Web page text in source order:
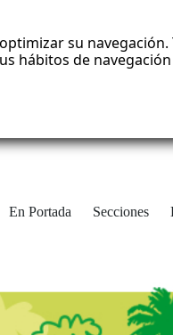
su
hábitos de
En Portada Secciones